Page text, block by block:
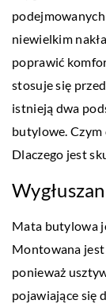
niewielkim
poprawić
stosuje się
istnieją dwa
butylowe.
Dlaczego jest
Mata butylowa
Montowana jest
ponieważ
pojawiające się